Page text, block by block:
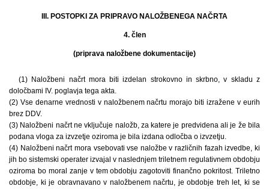
III. POSTOPKI ZA PRIPRAVO NALOŽBENEGA NAČRTA
4. člen
(priprava naložbene dokumentacije)
(1) Naložbeni načrt mora biti izdelan strokovno in skrbno, v skladu z
določbami IV. poglavja tega akta.
(2) Vse denarne vrednosti v naložbenem načrtu morajo biti izražene v eurih
brez DDV.
(3) Naložbeni načrt ne vključuje naložb, za katere je predvidena ali je že bila
podana vloga za izvzetje oziroma je bila izdana odločba o izvzetju.
(4) Naložbeni načrt mora vsebovati vse naložbe v različnih fazah izvedbe, ki
jih bo sistemski operater izvajal v naslednjem triletnem regulativnem obdobju
oziroma bo moral zanje v tem obdobju zagotoviti finančno pokritost. Triletno
obdobje, ki je obravnavano v naložbenem načrtu, je obdobje treh let, ki se